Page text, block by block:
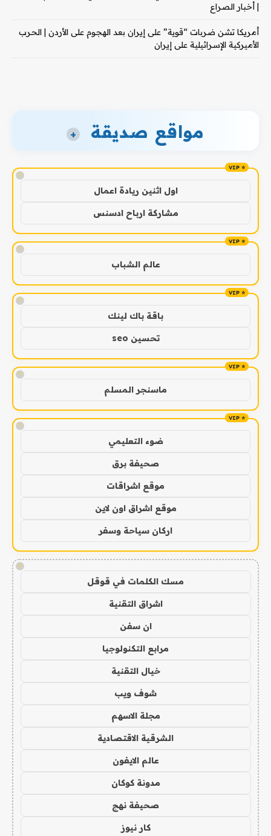
| أخبار الصراع
أمريكا تشن ضربات “قوية” على إيران بعد الهجوم على الأردن | الحرب
الأميركية الإسرائيلية على إيران
مواقع صديقة +
!
اول اثنين ريادة اعمال
مشاركة ارباح ادسنس
!
عالم الشباب
!
باقة باك لينك
تحسين seo
!
ماسنجر المسلم
!
ضوء التعليمي
صحيفة برق
موقع اشراقات
موقع اشراق اون لاين
اركان سياحة وسفر
!
مسك الكلمات في قوقل
اشراق التقنية
ان سفن
مرابع التكنولوجيا
خيال التقنية
شوف ويب
مجلة الاسهم
الشرقية الاقتصادية
عالم الايفون
مدونة كوكان
صحيفة نهج
كار نيوز